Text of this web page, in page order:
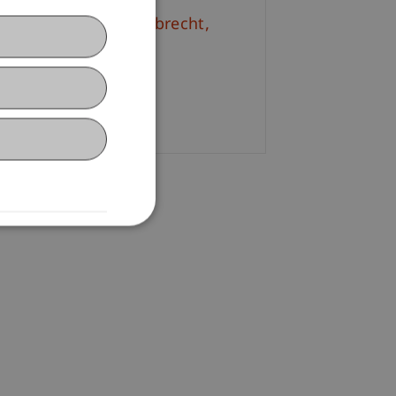
iur. Frédérique
Lambrecht
+423 265 11 62